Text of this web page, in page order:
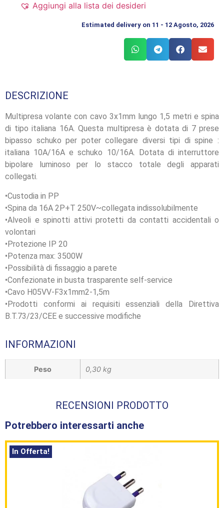
Aggiungi alla lista dei desideri
Estimated delivery on 11 - 12 Agosto, 2026
DESCRIZIONE
Multipresa volante con cavo 3x1mm lungo 1,5 metri e spina
di tipo italiana 16A. Questa multipresa è dotata di 7 prese
bipasso schuko per poter collegare diversi tipi di spine :
italiana 10A/16A e schuko 10/16A. Dotata di interruttore
bipolare luminoso per lo stacco totale degli apparati
collegati.
•Custodia in PP
•Spina da 16A 2P+T 250V~collegata indissolubilmente
•Alveoli e spinotti attivi protetti da contatti accidentali o
volontari
•Protezione IP 20
•Potenza max: 3500W
•Possibilità di fissaggio a parete
•Confezionate in busta trasparente self-service
•Cavo H05VV-F3x1mm2-1,5m
•Prodotti conformi ai requisiti essenziali della Direttiva
B.T.73/23/CEE e successive modifiche
INFORMAZIONI
Peso 0,30 kg
RECENSIONI PRODOTTO
Potrebbero interessarti anche
In Offerta!